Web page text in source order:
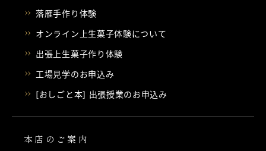
落雁手作り体験
オンライン上生菓子体験について
出張上生菓子作り体験
工場見学のお申込み
[おしごと本] 出張授業のお申込み
本店のご案内